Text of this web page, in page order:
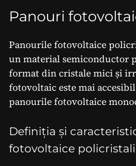
Panouri
Panourile fotovoltaice
un material semiconductor
format din cristale mici și
fotovoltaic este mai
panourile fotovoltaice
Definiția și
fotovoltaice